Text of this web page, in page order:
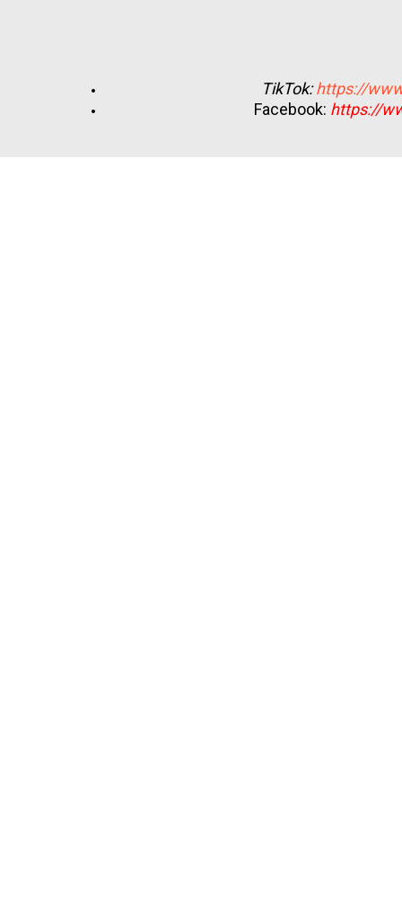
TikTok:https://
Facebook: https://